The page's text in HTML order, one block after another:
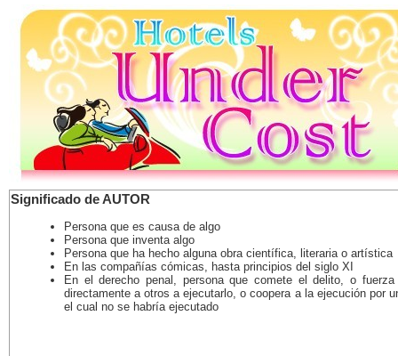
Significado de AUTOR
Persona que es causa de algo
Persona que inventa algo
Persona que ha hecho alguna obra científica, literaria o artística
En las compañías cómicas, hasta principios del siglo XI
En el derecho penal, persona que comete el delito, o
directamente a otros a ejecutarlo, o coopera a la ejecución por
el cual no se habría ejecutado